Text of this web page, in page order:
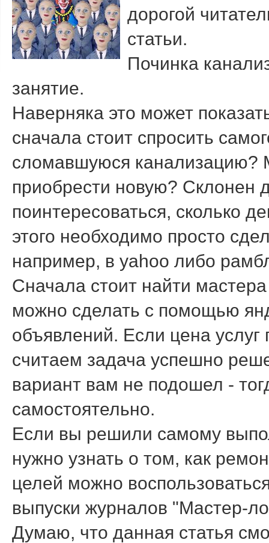
дорогой
статьи.
Починка
занятие.
Наверняка это может
сначала стоит спросить
сломавшуюся канализацию?
приобрести новую? Склонен
поинтересоваться, сколько
этого необходимо просто
например, в yahoo либо
Сначала стоит найти
можно сделать с помощью
объявлений. Если цена услуг
считаем задача успешно
вариант вам не подошел -
самостоятельно.
Если вы решили самому
нужно узнать о том, как
целей можно
выпуски журналов "Мастер-
Думаю, что данная статья